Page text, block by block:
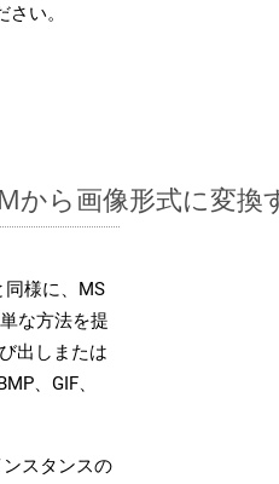
い。
から画像形式に変
同様に、MS
な方法を提
出しまたは
、GIF、
スタンスの